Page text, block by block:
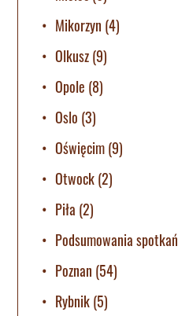
Mikorzyn (4)
Olkusz(9)
Opole (8)
Oslo (3)
Oświęcim(9)
Otwock(2)
Piła (2)
Podsumowania spotkań
Poznan (54)
Rybnik(5)